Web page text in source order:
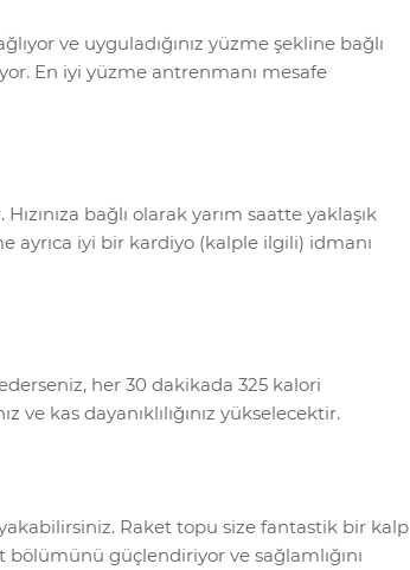
ve uyguladığınız yüzme şekline bağlı
En iyi yüzme antrenmanı mesafe
bağlı olarak yarım saatte yaklaşık
ayrıca iyi bir kardiyo (kalple ilgili) idmanı
her 30 dakikada 325 kalori
ve kas dayanıklılığınız yükselecektir.
Raket topu size fantastik bir kalp
güçlendiriyor ve sağlamlığını